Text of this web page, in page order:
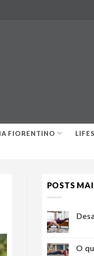
FIORENTINO
POSTS
O